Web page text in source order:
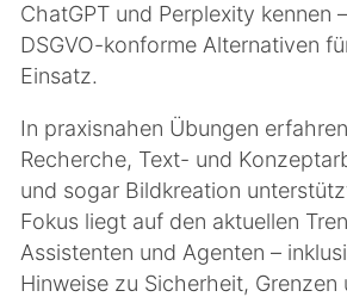
ChatGPT und Perplexity kennen
DSGVO-konforme Alternativen
Einsatz.
In praxisnahen Übungen
Recherche, Text- und
und sogar Bildkreation
Fokus liegt auf den aktuellen
Assistenten und Agenten –
Hinweise zu Sicherheit, Grenzen